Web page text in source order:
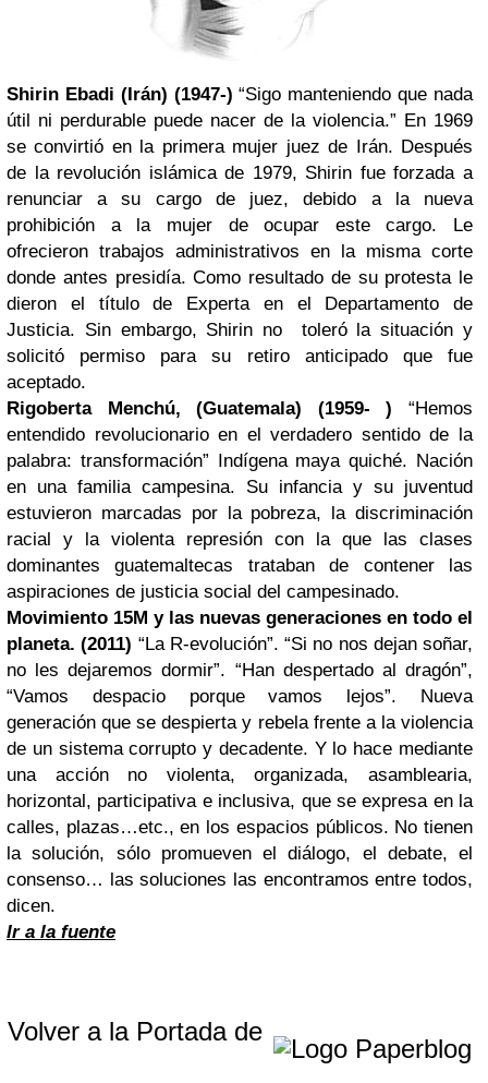
Shirin Ebadi (Irán) (1947-) “Sigo manteniendo que nada
útil ni perdurable puede nacer de la violencia.” En 1969
se convirtió en la primera mujer juez de Irán. Después
de la revolución islámica de 1979, Shirin fue forzada a
renunciar a su cargo de juez, debido a la nueva
prohibición a la mujer de ocupar este cargo. Le
ofrecieron trabajos administrativos en la misma corte
donde antes presidía. Como resultado de su protesta le
dieron el título de Experta en el Departamento de
Justicia. Sin embargo, Shirin no toleró la situación y
solicitó permiso para su retiro anticipado que fue
aceptado.
Rigoberta Menchú, (Guatemala) (1959- ) “Hemos
entendido revolucionario en el verdadero sentido de la
palabra: transformación” Indígena maya quiché. Nación
en una familia campesina. Su infancia y su juventud
estuvieron marcadas por la pobreza, la discriminación
racial y la violenta represión con la que las clases
dominantes guatemaltecas trataban de contener las
aspiraciones de justicia social del campesinado.
Movimiento 15M y las nuevas generaciones en todo el
planeta. (2011) “La R-evolución”. “Si no nos dejan soñar,
no les dejaremos dormir”. “Han despertado al dragón”,
“Vamos despacio porque vamos lejos”. Nueva
generación que se despierta y rebela frente a la violencia
de un sistema corrupto y decadente. Y lo hace mediante
una acción no violenta, organizada, asamblearia,
horizontal, participativa e inclusiva, que se expresa en la
calles, plazas…etc., en los espacios públicos. No tienen
la solución, sólo promueven el diálogo, el debate, el
consenso… las soluciones las encontramos entre todos,
dicen.
Ir a la fuente
Volver a la Portada de